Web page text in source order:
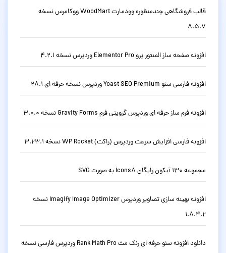
قالب فروشگاهی چندمنظوره وودمارت WoodMart ووکامرس نسخه
8.5.7
افزونه صفحه ساز المنتور پرو Elementor Pro وردپرس نسخه 4.2.1
افزونه فارسی سئو Yoast SEO Premium وردپرس نسخه حرفه ای 28.1
افزونه فرم ساز حرفه ای وردپرس گرویتی فرم Gravity Forms نسخه 3.0.0
افزونه فارسی افزایش سرعت وردپرس (راکت) WP Rocket نسخه 3.23.1
مجموعه 130 آیکون رایگان Icons8 به صورت SVG
افزونه بهینه سازی تصاویر وردپرس Imagify Image Optimizer نسخه
1.8.4.2
دانلود افزونه سئو حرفه ای رنک مث Rank Math Pro وردپرس فارسی نسخه